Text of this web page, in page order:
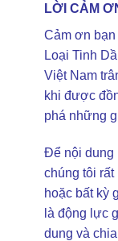
LỜI CẢM
Cảm ơn bạn
Loại Tinh
Việt Nam
khi được
phá những
Để nội dung
chúng tôi
hoặc bất kỳ
là động lực
dung và